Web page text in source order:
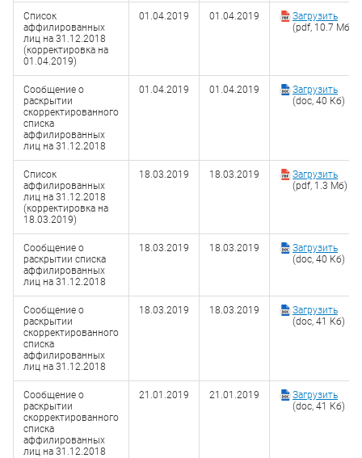
Список
аффилированных
лиц на 31.12.2018
(корректировка на
01.04.2019)
01.04.2019 01.04.2019
Загрузить
(pdf, 10.7 Мб)
Сообщение о
раскрытии
скорректированного
списка
аффилированных
лиц на 31.12.2018
01.04.2019 01.04.2019
Загрузить
(doc, 40 Кб)
Список
аффилированных
лиц на 31.12.2018
(корректировка на
18.03.2019)
18.03.2019 18.03.2019
Загрузить
(pdf, 1.3 Мб)
Сообщение о
раскрытии списка
аффилированных
лиц на 31.12.2018
18.03.2019 18.03.2019
Загрузить
(doc, 40 Кб)
Сообщение о
раскрытии
скорректированного
списка
аффилированных
лиц на 31.12.2018
18.03.2019 18.03.2019
Загрузить
(doc, 41 Кб)
Сообщение о
раскрытии
скорректированного
списка
аффилированных
лиц на 31.12.2018
21.01.2019 21.01.2019
Загрузить
(doc, 41 Кб)